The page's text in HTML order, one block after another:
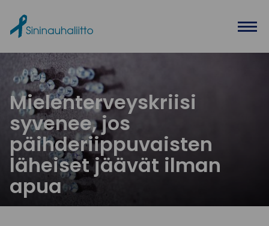
Mielenterveyskriisi
syvenee, jos
päihderiippuvaisten
läheiset jäävät ilman
apua